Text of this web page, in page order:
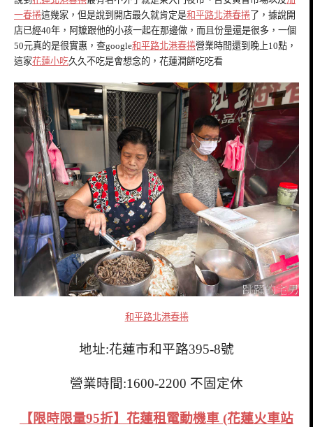
一春捲這幾家，但是說到開店最久就肯定是和平路北港春捲 了，據說開
店已經40年，阿嬤跟他的小孩一起在那邊做，而且份量還是很多，一個
50元真的是很實惠，查google和平路北港春捲營業時間還到晚上10點，
這家花蓮小吃久久不吃是會想念的，花蓮潤餅吃吃看
和平路北港春捲
地址:花蓮市和平路395-8號
營業時間:1600-2200 不固定休
【限時限量95折】花蓮租電動機車 (花蓮火車站